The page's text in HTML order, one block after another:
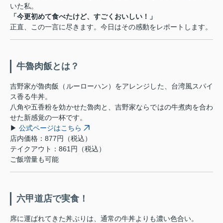
いた私。
「今更初めて食べたけど、すごくおいしい！」
正直、この一言に尽きます。今日はその感動をレポートします。
牛魯肉飯とは？
吉野家が魯肉飯（ルーローハン）をアレンジした、台湾風スパイ
ス香る牛丼。
八角や五香粉を効かせた魯肉と、吉野家ならではの牛煮肉を合わ
せた新感覚の一杯です。
▶ 公式ページはこちら
店内価格：877円（税込）
テイクアウト：861円（税込）
ご飯増量も可能
六甲道店で実食！
席に運ばれてきた丼ぶりは、通常の牛丼よりも濃い色合い。